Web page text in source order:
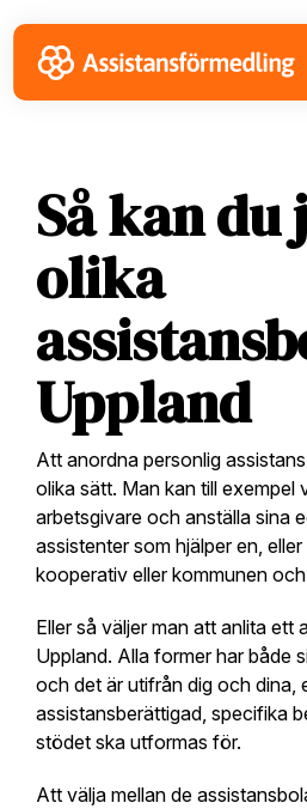
to
primary
navigation
to
main
content
to
footer
Så kan
olika
Uppland
Att anordna personlig
olika sätt. Man kan till exempel
arbetsgivare och anställa sina
assistenter som hjälper en,
kooperativ eller kommunen
Eller så väljer man att anlita ett
Uppland. Alla former har både
och det är utifrån dig och dina,
assistansberättigad, specifika
stödet ska utformas för.
Att välja mellan de